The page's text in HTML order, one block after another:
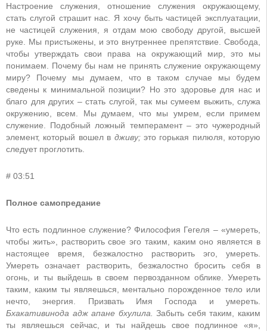
Настроение служения, отношение служения окружающему,
стать слугой страшит нас. Я хочу быть частицей эксплуатации,
не частицей служения, я отдам мою свободу другой, высшей
руке. Мы пристыжены, и это внутреннее препятствие. Свобода,
чтобы утверждать свои права на окружающий мир, это мы
понимаем. Почему бы нам не принять служение окружающему
миру? Почему мы думаем, что в таком случае мы будем
сведены к минимальной позиции? Но это здоровье для нас и
благо для других –стать слугой, так мы сумеем выжить, служа
окружению, всем. Мы думаем, что мы умрем, если примем
служение. Подобный ложный темперамент –это чужеродный
элемент, который вошел в дживу; это горькая пилюля, которую
следует проглотить.
# 03:51
Полное самопредание
Что есть подлинное служение? Философия Гегеля –«умереть,
чтобы жить», растворить свое эго таким, каким оно является в
настоящее время, безжалостно растворить эго, умереть.
Умереть означает растворить, безжалостно бросить себя в
огонь, и ты выйдешь в своем первозданном облике. Умереть
таким, каким ты являешься, ментально порожденное тело или
нечто, энергия. Призвать Имя Господа и умереть.
Бхакативинода адж апане бхулила.
Забыть себя таким, каким
ты являешься сейчас, и ты найдешь свое подлинное «я»,